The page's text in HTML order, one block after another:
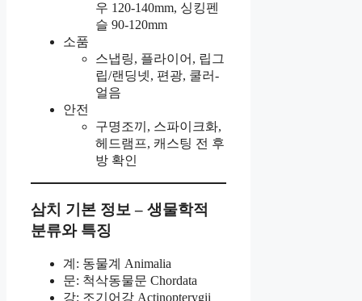
우 120-140mm, 싱킹펜
슬 90-120mm
소품
스냅링, 플라이어, 립그
립/랜딩넷, 편광, 쿨러-
얼음
안전
구명조끼, 스파이크화,
헤드램프, 캐스팅 전 후
방 확인
삼치 기본 정보 – 생물학적
분류와 특징
계: 동물계 Animalia
문: 척삭동물문 Chordata
강: 조기어강 Actinopterygii